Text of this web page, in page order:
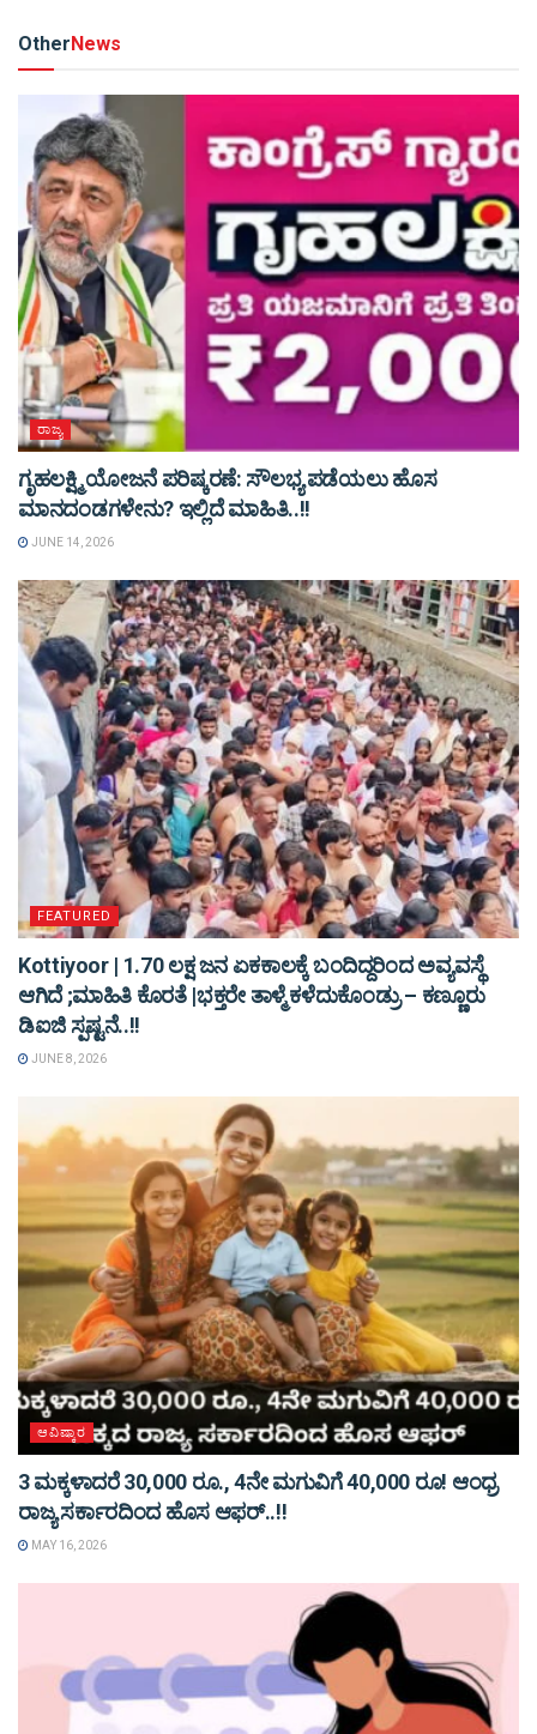
OtherNews
ರಾಜ್ಯ
ಗೃಹಲಕ್ಷ್ಮಿ ಯೋಜನೆ ಪರಿಷ್ಕರಣೆ: ಸೌಲಭ್ಯ ಪಡೆಯಲು ಹೊಸ
ಮಾನದಂಡಗಳೇನು? ಇಲ್ಲಿದೆ ಮಾಹಿತಿ..!!
JUNE 14, 2026
FEATURED
Kottiyoor | 1.70 ಲಕ್ಷ ಜನ ಏಕಕಾಲಕ್ಕೆ ಬಂದಿದ್ದರಿಂದ ಅವ್ಯವಸ್ಥೆ
ಆಗಿದೆ ;ಮಾಹಿತಿ ಕೊರತೆ |ಭಕ್ತರೇ ತಾಳ್ಮೆ ಕಳೆದುಕೊಂಡ್ರು – ಕಣ್ಣೂರು
ಡಿಐಜಿ ಸ್ಪಷ್ಟನೆ..!!
JUNE 8, 2026
ಆವಿಷ್ಕಾರ
3 ಮಕ್ಕಳಾದರೆ 30,000 ರೂ., 4ನೇ ಮಗುವಿಗೆ 40,000 ರೂ! ಆಂಧ್ರ
ರಾಜ್ಯ ಸರ್ಕಾರದಿಂದ ಹೊಸ ಆಫರ್..!!
MAY 16, 2026